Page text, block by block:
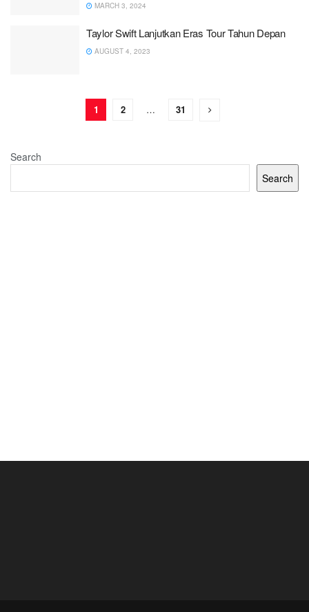
MARCH 3, 2024
Taylor Swift Lanjutkan Eras Tour Tahun Depan
AUGUST 4, 2023
1 2 … 31
Search
Search